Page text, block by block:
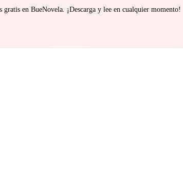
gratis en BueNovela. ¡Descarga y lee en cualquier momento!